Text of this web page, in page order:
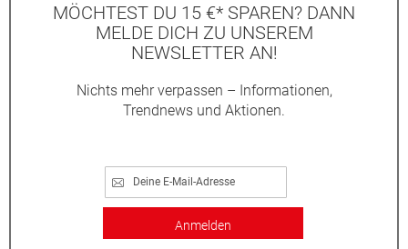
MÖCHTEST DU 15 €* SPAREN? DANN
MELDE DICH ZU UNSEREM
NEWSLETTER AN!
Nichts mehr verpassen – Informationen,
Trendnews und Aktionen.
Anmelden